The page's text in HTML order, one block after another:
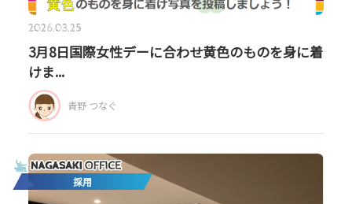
2026.03.25
3月8日国際女性デーに合わせ黄色のものを身に着
けま...
青野 つなぐ
採用